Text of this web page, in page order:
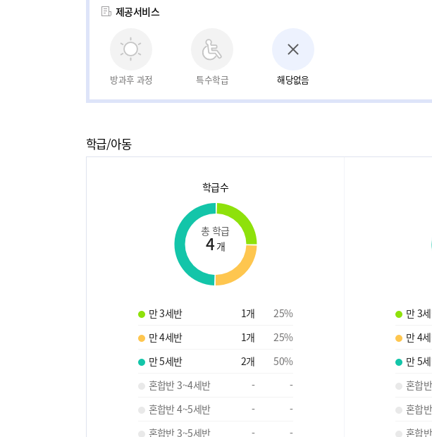
제공서비스
방과후 과정 특수학급 해당없음
학급/아동
학급수
총 학급
4 개
만 3세반 1개 25%
만 4세반
1개 25%
만 5세반
2개 50%
혼합반 3~4세반
-
-
혼합반 4~5세반
-
-
혼합반 3~5세반
-
-
만 3
만 4
만 5
혼합
혼합
혼합